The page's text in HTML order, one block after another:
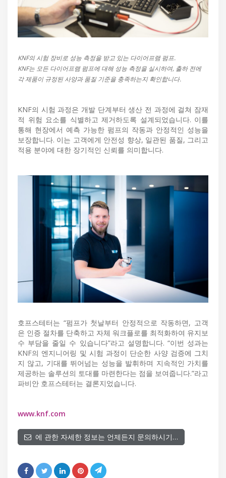
KNF의 시험 장비로 성능 측정을 받고 있는 다이어프램 펌프.
KNF는 모든 다이어프램 펌프에 대해 성능 측정을 실시하여, 출하 전에
각 제품이 규정된 사양과 품질 기준을 충족하는지 확인합니다.
KNF의 시험 과정은 개발 단계부터 생산 전 과정에 걸쳐 잠재
적 위험 요소를 식별하고 제거하도록 설계되었습니다. 이를
통해 현장에서 예측 가능한 펌프의 작동과 안정적인 성능을
보장합니다. 이는 고객에게 안전성 향상, 일관된 품질, 그리고
적용 분야에 대한 장기적인 신뢰를 의미합니다.
호프스테터는 “펌프가 첫날부터 안정적으로 작동하면, 고객
은 인증 절차를 단축하고 자체 워크플로를 최적화하여 유지보
수 부담을 줄일 수 있습니다”라고 설명합니다. “이번 성과는
KNF의 엔지니어링 및 시험 과정이 단순한 사양 검증에 그치
지 않고, 기대를 뛰어넘는 성능을 발휘하며 지속적인 가치를
제공하는 솔루션의 토대를 마련한다는 점을 보여줍니다.”라고
파비안 호프스테터는 결론지었습니다.
www.knf.com
에 관한 자세한 정보는 언제든지 문의하시기…